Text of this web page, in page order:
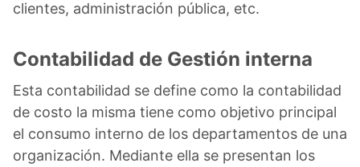
clientes, administración pública, etc.
Contabilidad de Gestión interna
Esta contabilidad se define como la contabilidad
de costo la misma tiene como objetivo principal
el consumo interno de los departamentos de una
organización. Mediante ella se presentan los